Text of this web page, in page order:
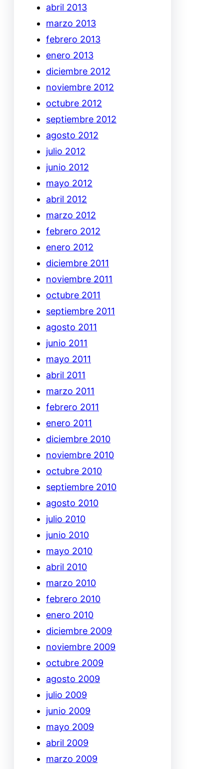
abril 2013
marzo 2013
febrero 2013
enero 2013
diciembre 2012
noviembre 2012
octubre 2012
septiembre 2012
agosto 2012
julio 2012
junio 2012
mayo 2012
abril 2012
marzo 2012
febrero 2012
enero 2012
diciembre 2011
noviembre 2011
octubre 2011
septiembre 2011
agosto 2011
junio 2011
mayo 2011
abril 2011
marzo 2011
febrero 2011
enero 2011
diciembre 2010
noviembre 2010
octubre 2010
septiembre 2010
agosto 2010
julio 2010
junio 2010
mayo 2010
abril 2010
marzo 2010
febrero 2010
enero 2010
diciembre 2009
noviembre 2009
octubre 2009
agosto 2009
julio 2009
junio 2009
mayo 2009
abril 2009
marzo 2009